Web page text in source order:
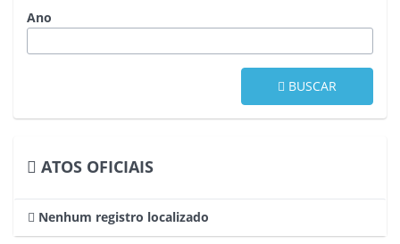
Ano
BUSCAR
ATOS OFICIAIS
Nenhum registro localizado